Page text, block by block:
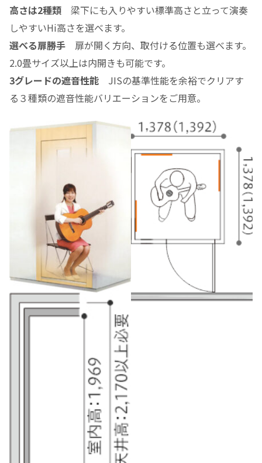
高さは2種類 梁下にも入りやすい標準高さと立って演奏
しやすいHi高さを選べます。
選べる扉勝手 扉が開く方向、取付ける位置も選べます。
2.0畳サイズ以上は内開きも可能です。
3グレードの遮音性能 JISの基準性能を余裕でクリアす
る３種類の遮音性能バリエーションをご用意。